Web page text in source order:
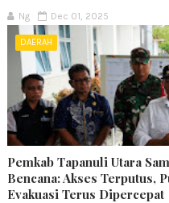
Ng Dec 01, 2025
DAERAH
Pemkab Tapanuli Utara
Bencana: Akses Terputus,
Evakuasi Terus Dipercepat